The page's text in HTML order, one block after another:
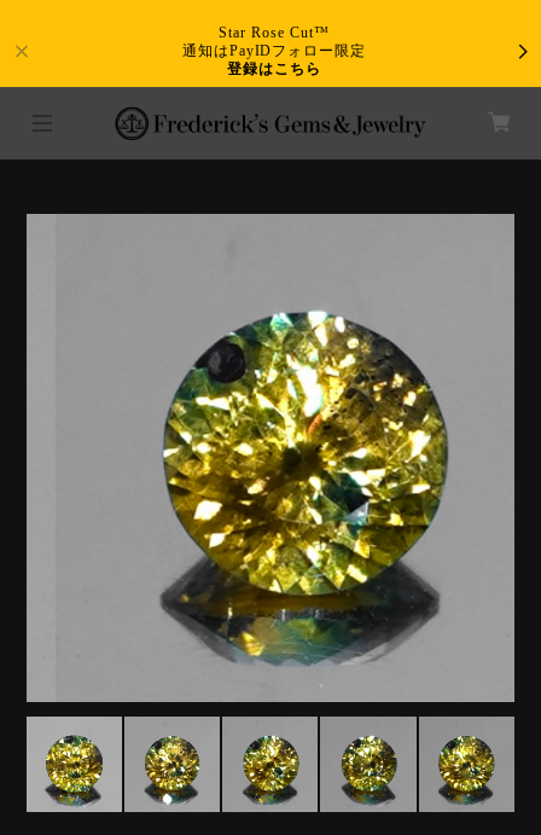
Star Rose Cut™
通知はPayIDフォロー限定
登録はこちら